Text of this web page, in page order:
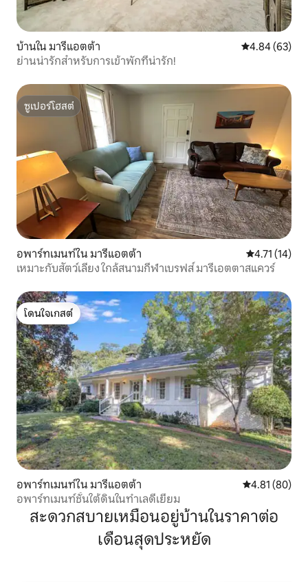
บ้านใน มารีแอตต้า คะแนนเฉลี่ย
4.84 (63)
ย่านน่ารักสำหรับการเข้าพักที่น่ารัก!
ซูเปอร์โฮสต์
ซูเปอร์โฮสต์
อพาร์ทเมนท์ใน มารีแอตต้า คะแนนเฉลี่ย
4.71 (14)
เหมาะกับสัตว์เลี้ยง ใกล้สนามกีฬาเบรฟส์ มารีเอตตาสแควร์
โดนใจเกสต์
โดนใจเกสต์
อพาร์ทเมนท์ใน มารีแอตต้า คะแนนเฉลี่ย
4.81 (80)
อพาร์ทเมนท์ชั้นใต้ดินในทำเลดีเยี่ยม
สะดวกสบายเหมือนอยู่บ้านในราคาต่อ
เดือนสุดประหยัด